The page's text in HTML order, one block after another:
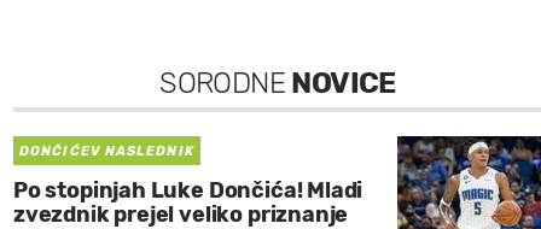
SORODNE NOVICE
DONČIĆEV NASLEDNIK
Po stopinjah Luke Dončića! Mladi
zvezdnik prejel veliko priznanje